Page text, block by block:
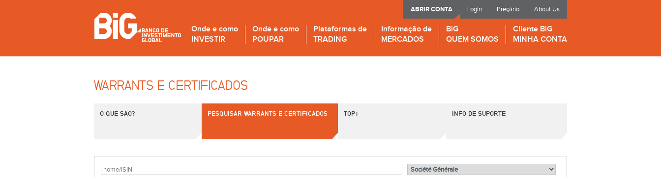
Login Preçário About Us
ABRIR CONTA
Onde e como
INVESTIR
Onde e como
POUPAR
Plataformas de
TRADING
Informação de
MERCADOS
BiG
QUEM SOMOS
Cliente BiG
MINHA CONTA
WARRANTS E CERTIFICADOS
O QUE SÃO? PESQUISAR WARRANTS E CERTIFICADOS TOP+ INFO DE SUPORTE